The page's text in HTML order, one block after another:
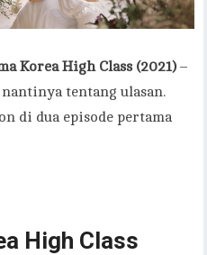
Korea High Class (2021)–
tentang ulasan.
di dua episode pertama
High Class